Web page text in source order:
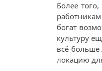
Более
богат
культуру
всё больше
локацию